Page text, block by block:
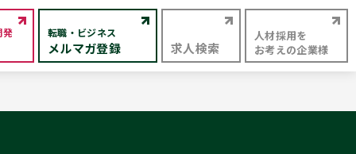
発 転職・ビジネス
メルマガ登録 求人検索
人材採用を
お考えの企業様